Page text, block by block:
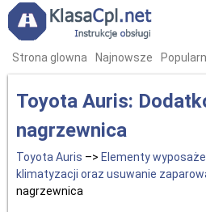
Strona glowna Najnowsze
Toyota Auris:
nagrzewnica
Toyota Auris –> Elementy
klimatyzacji oraz usuwanie
nagrzewnica